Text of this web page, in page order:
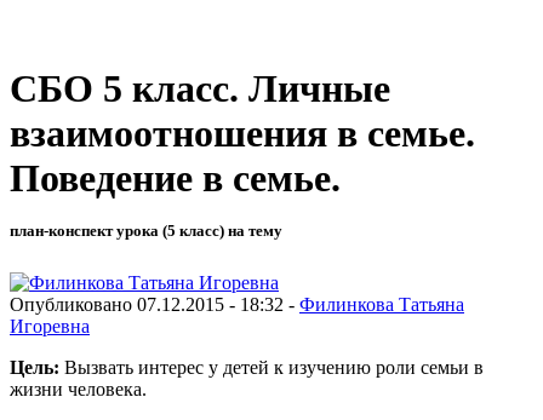
СБО 5 класс. Личные
взаимоотношения в семье.
Поведение в семье.
план-конспект урока (5 класс) на тему
Опубликовано 07.12.2015 - 18:32 - Филинкова Татьяна
Игоревна
Цель: Вызвать интерес у детей к изучению роли семьи в
жизни человека.